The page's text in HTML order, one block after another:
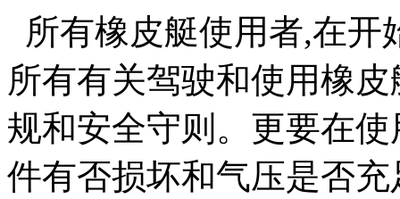
所有橡皮艇使用者,在开
所有有关驾驶和使用橡
规和安全守则。更要在
件有否损坏和气压是否